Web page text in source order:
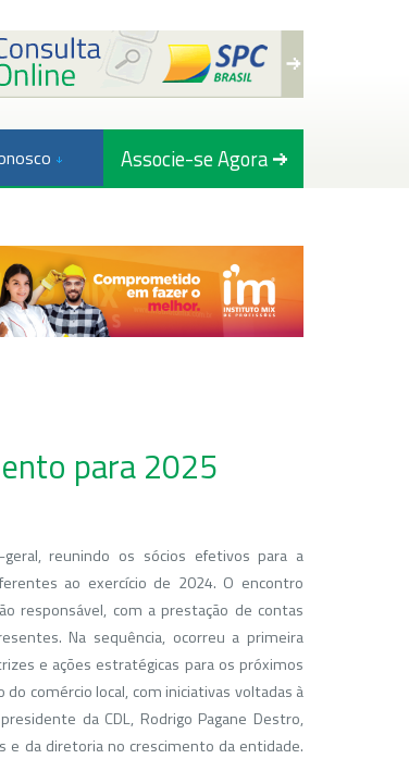
Associe-se Agora
para 2025
reunindo os sócios efetivos para a
ao exercício de 2024. O encontro
responsável, com a prestação de contas
Na sequência, ocorreu a primeira
e ações estratégicas para os próximos
comércio local, com iniciativas voltadas à
da CDL, Rodrigo Pagane Destro,
e da diretoria no crescimento da entidade.